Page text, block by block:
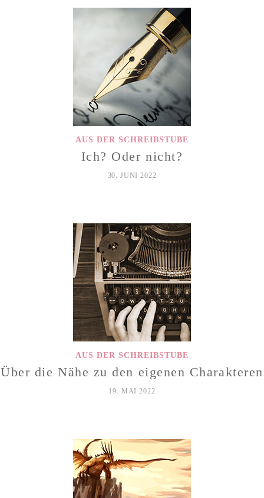
AUS DER SCHREIBSTUBE
Ich? Oder nicht?
30. JUNI 2022
AUS DER SCHREIBSTUBE
Über die Nähe zu den eigenen Charakteren
19. MAI 2022